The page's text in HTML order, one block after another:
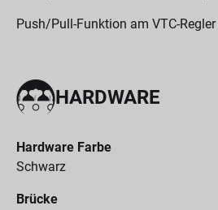
Push/Pull-Funktion am VTC-
HARDWARE
Hardware Farbe
Schwarz
Brücke